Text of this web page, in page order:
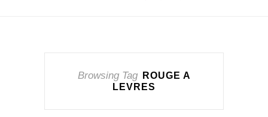
Browsing Tag
ROUGE A
LEVRES